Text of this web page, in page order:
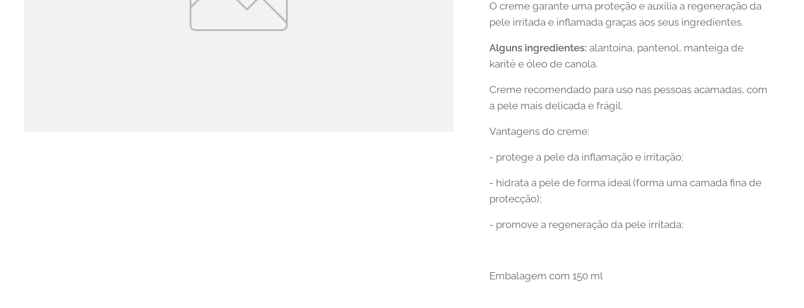
O creme garante uma proteção e auxilia a regeneração da
pele irritada e inflamada graças aos seus ingredientes.
Alguns ingredientes: alantoína, pantenol, manteiga de
karité e óleo de canola.
Creme recomendado para uso nas pessoas acamadas, com
a pele mais delicada e frágil.
Vantagens do creme:
- protege a pele da inflamação e irritação;
- hidrata a pele de forma ideal (forma uma camada fina de
protecção);
- promove a regeneração da pele irritada;
Embalagem com 150 ml